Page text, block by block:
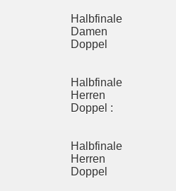
Halbfinale
Damen
Doppel
Halbfinale
Herren
Doppel :
Halbfinale
Herren
Doppel